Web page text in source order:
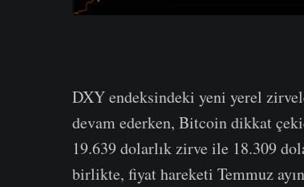
DXY endeksindeki yeni yerel
devam ederken, Bitcoin dikkat
19.639 dolarlık zirve ile 18.309
birlikte, fiyat hareketi Temmuz